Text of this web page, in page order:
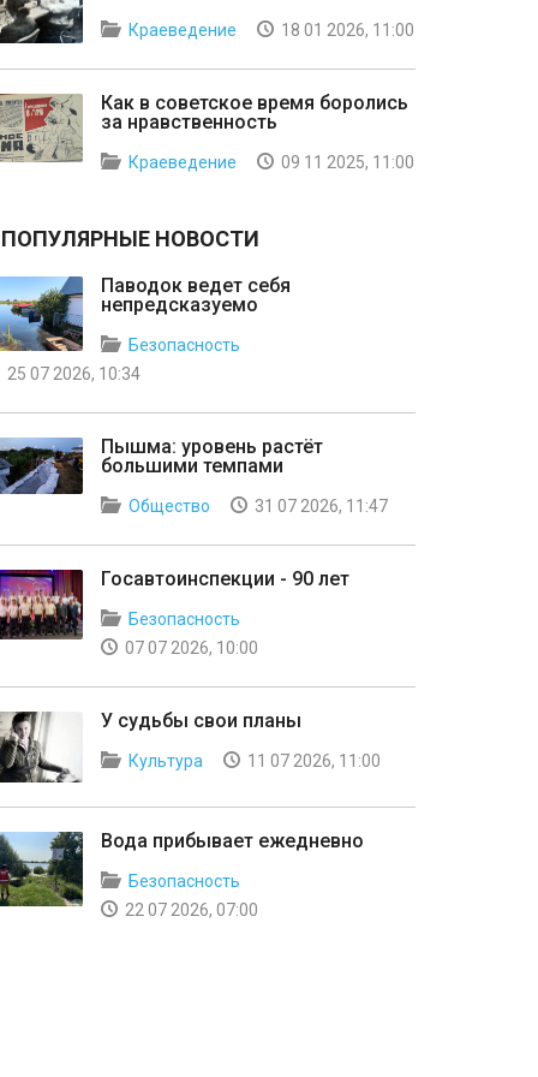
Краеведение 18 01 2026, 11:00
Как в советское время боролись
за нравственность
Краеведение 09 11 2025, 11:00
ПОПУЛЯРНЫЕ НОВОСТИ
Паводок ведет себя
непредсказуемо
Безопасность
25 07 2026, 10:34
Пышма: уровень растёт
большими темпами
Общество 31 07 2026, 11:47
Госавтоинспекции - 90 лет
Безопасность
07 07 2026, 10:00
У судьбы свои планы
Культура 11 07 2026, 11:00
Вода прибывает ежедневно
Безопасность
22 07 2026, 07:00